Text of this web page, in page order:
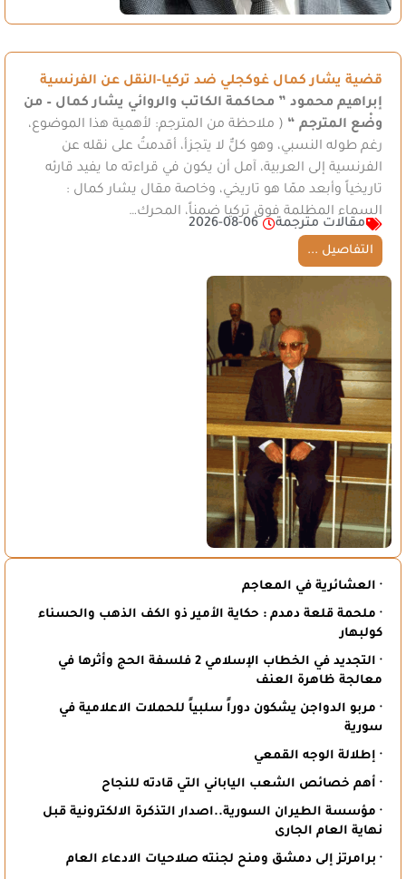
قضية يشار كمال غوكجلي ضد تركيا-النقل عن الفرنسية
إبراهيم محمود ” محاكمة الكاتب والروائي يشار كمال – من
وضْع المترجم “ ( ملاحظة من المترجم: لأهمية هذا الموضوع،
رغم طوله النسبي، وهو كلٌّ لا يتجزأ، أقدمتُ على نقله عن
الفرنسية إلى العربية، آمل أن يكون في قراءته ما يفيد قارئه
تاريخياً وأبعد ممّا هو تاريخي، وخاصة مقال يشار كمال :
السماء المظلمة فوق تركيا ضمناً، المحرك…
مقالات مترجمة
2026-08-06
التفاصيل ...
· العشائرية في المعاجم
· ملحمة قلعة دمدم : حكاية الأمير ذو الكف الذهب والحسناء
كولبهار
· التجديد في الخطاب الإسلامي 2 فلسفة الحج وأثرها في
معالجة ظاهرة العنف
· مربو الدواجن يشكون دوراً سلبياً للحملات الاعلامية في
سورية
· إطلالة الوجه القمعي
· أهم خصائص الشعب الياباني التي قادته للنجاح
· مؤسسة الطيران السورية..اصدار التذكرة الالكترونية قبل
نهاية العام الجارى
· برامرتز إلى دمشق ومنح لجنته صلاحيات الادعاء العام